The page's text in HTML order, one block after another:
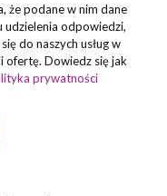
że podane w nim dane
udzielenia odpowiedzi,
do naszych usług w
ofertę. Dowiedz się jak
prywatności